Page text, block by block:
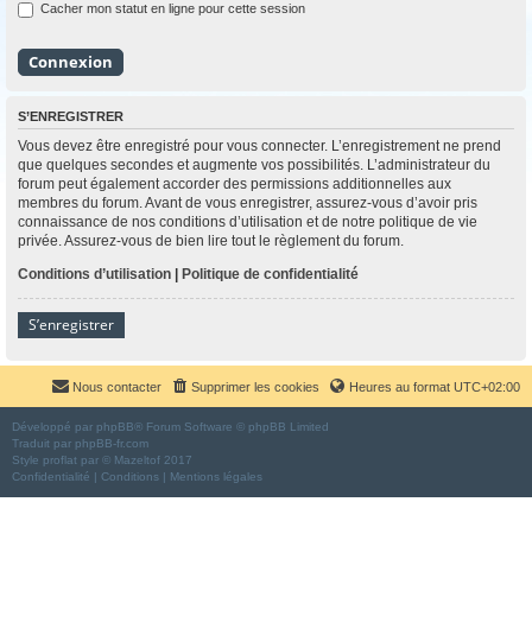
Cacher mon statut en ligne pour cette session
S’ENREGISTRER
Vous devez être enregistré pour vous connecter. L’enregistrement ne prend
que quelques secondes et augmente vos possibilités. L’administrateur du
forum peut également accorder des permissions additionnelles aux
membres du forum. Avant de vous enregistrer, assurez-vous d’avoir pris
connaissance de nos conditions d’utilisation et de notre politique de vie
privée. Assurez-vous de bien lire tout le règlement du forum.
Conditions d’utilisation | Politique de confidentialité
S’enregistrer
Heures au format UTC+02:00
Supprimer les cookies
Nous contacter
Développé par phpBB® Forum Software © phpBB Limited
Traduit par phpBB-fr.com
Style proflat par © Mazeltof 2017
Confidentialité | Conditions | Mentions légales